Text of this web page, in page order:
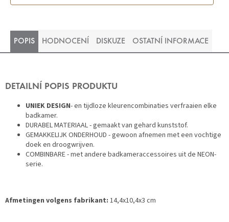
POPIS HODNOCENÍ DISKUZE OSTATNÍ INFORMACE
DETAILNÍ POPIS PRODUKTU
UNIEK DESIGN- en tijdloze kleurencombinaties verfraaien elke
badkamer.
DURABEL MATERIAAL - gemaakt van gehard kunststof.
GEMAKKELIJK ONDERHOUD - gewoon afnemen met een vochtige
doek en droogwrijven.
COMBINBARE - met andere badkameraccessoires uit de NEON-
serie.
Afmetingen volgens fabrikant: 14,4x10,4x3 cm